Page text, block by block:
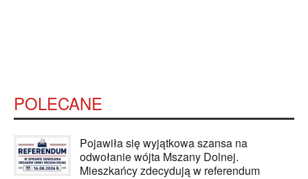
POLECANE
Pojawiła się wyjątkowa szansa na
odwołanie wójta Mszany Dolnej.
Mieszkańcy zdecydują w referendum